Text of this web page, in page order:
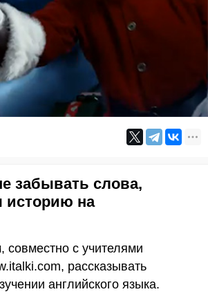
забывать слова,
историю на
с учителями
рассказывать
английского языка.